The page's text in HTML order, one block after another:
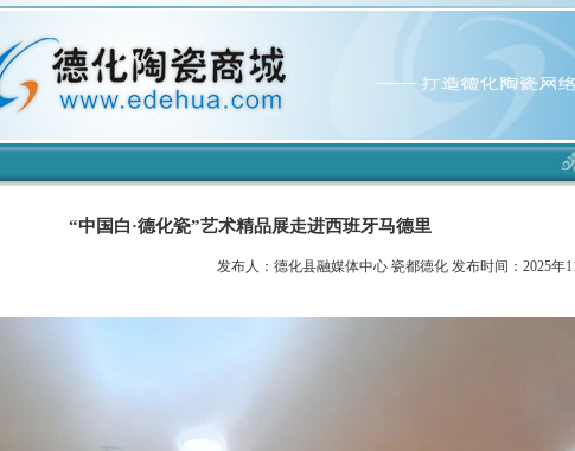
“中国白·德化瓷”艺术精品展走进西班牙马德里
发布人：德化县融媒体中心 瓷都德化 发布时间：2025年